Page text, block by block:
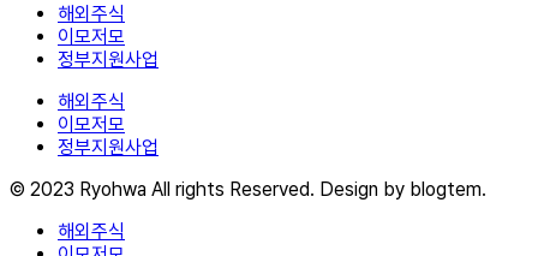
해외주식
이모저모
정부지원사업
해외주식
이모저모
정부지원사업
© 2023 Ryohwa All rights Reserved. Design by blogtem.
해외주식